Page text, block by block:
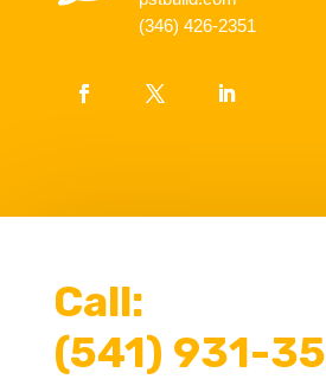
(346) 426-2351
Call:
(541) 931-